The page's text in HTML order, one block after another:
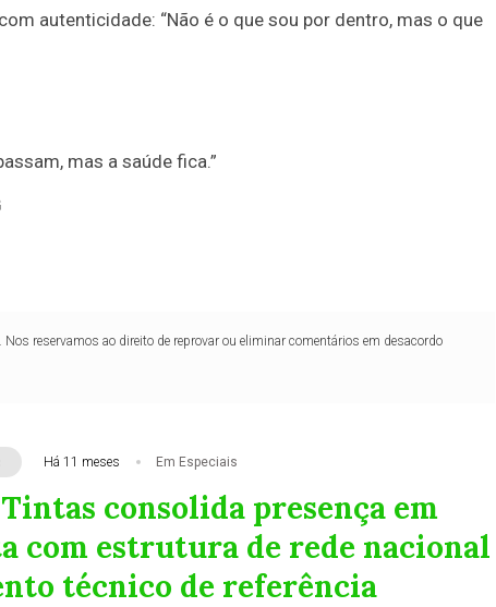
autenticidade: “Não é o que sou por dentro, mas o que
mas a saúde fica.”
reservamos ao direito de reprovar ou eliminar comentários em desacordo
Há 11 meses Em Especiais
consolida presença em
com estrutura de rede nacional
técnico de referência